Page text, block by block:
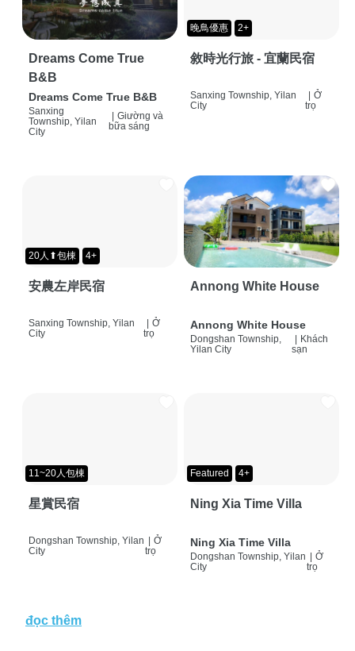
Dreams Come True
B&B
Dreams Come True B&B
Sanxing
Township, Yilan
City
Giường và
bữa sáng
晚鳥優惠 2+
敘時光行旅 - 宜蘭民宿
Sanxing Township, Yilan
City
| Ở
trọ
20人⬆包棟 4+
安農左岸民宿
Sanxing Township, Yilan
City
| Ở
trọ
Annong White House
Annong White House
Dongshan Township,
Yilan City
| Khách
sạn
11~20人包棟
星賞民宿
Dongshan Township, Yilan
City
Ở
trọ
Featured 4+
Ning Xia Time Villa
Ning Xia Time Villa
Dongshan Township, Yilan
City
Ở
trọ
đọc thêm